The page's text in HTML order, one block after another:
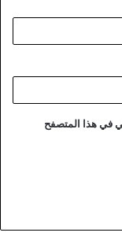
في هذا المتصفح